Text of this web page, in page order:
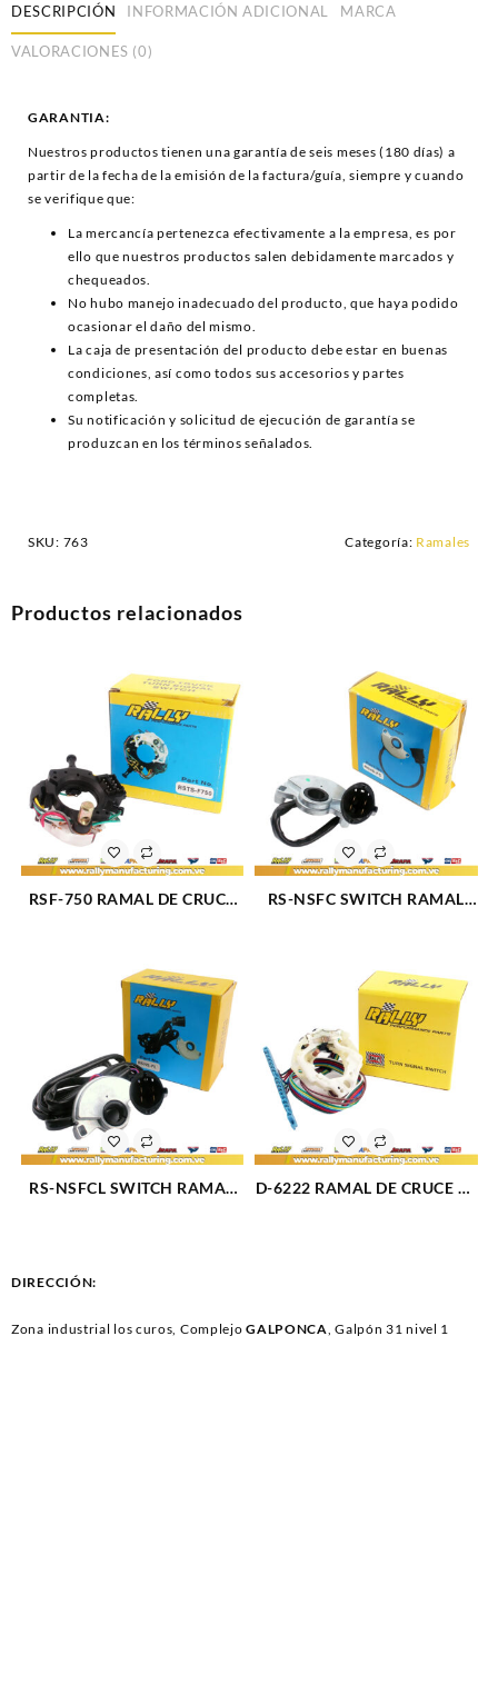
DESCRIPCIÓN INFORMACIÓN ADICIONAL MARCA
VALORACIONES (0)
GARANTIA:
Nuestros productos tienen una garantía de seis meses (180 días) a
partir de la fecha de la emisión de la factura/guía, siempre y cuando
se verifique que:
La mercancía pertenezca efectivamente a la empresa, es por
ello que nuestros productos salen debidamente marcados y
chequeados.
No hubo manejo inadecuado del producto, que haya podido
ocasionar el daño del mismo.
La caja de presentación del producto debe estar en buenas
condiciones, así como todos sus accesorios y partes
completas.
Su notificación y solicitud de ejecución de garantía se
produzcan en los términos señalados.
SKU: 763 Categoría: Ramales
Productos relacionados
RSF-750 RAMAL DE CRUCE
RS-NSFC SWITCH RAMAL
RS-NSFCL SWITCH RAMAL
D-6222 RAMAL DE CRUCE 10
DIRECCIÓN:
Zona industrial los curos, ComplejoGALPONCA, Galpón 31 nivel 1